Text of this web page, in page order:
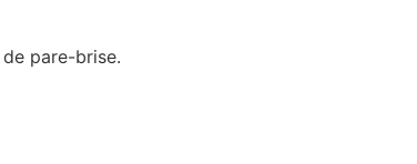
pare-brise.